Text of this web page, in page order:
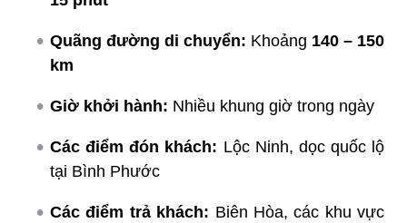
Quãng đường di chuyển: Khoảng 140 – 150
km
Giờ khởi hành: Nhiều khung giờ trong ngày
Các điểm đón khách: Lộc Ninh, dọc quốc lộ
tại Bình Phước
Các điểm trả khách: Biên Hòa, các khu vực